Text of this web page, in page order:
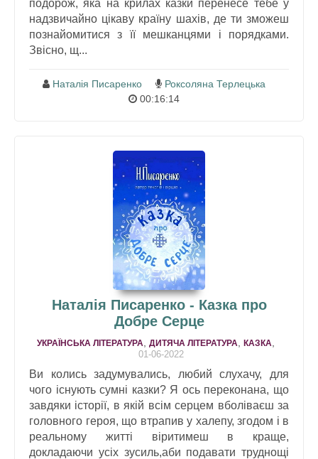
подорож, яка на крилах казки перенесе тебе у
надзвичайно цікаву країну шахів, де ти зможеш
познайомитися з її мешканцями і порядками.
Звісно, щ...
Наталія Писаренко
Роксоляна Терлецька
00:16:14
Наталія Писаренко - Казка про
Добре Серце
УКРАЇНСЬКА ЛІТЕРАТУРА ДИТЯЧА ЛІТЕРАТУРА КАЗКА
01-06-2022
Ви колись задумувались, любий слухачу, для
чого існують сумні казки? Я ось переконана, що
завдяки історії, в якій всім серцем вболіваєш за
головного героя, що втрапив у халепу, згодом і в
реальному житті віритимеш в краще,
докладаючи усіх зусиль,аби подавати труднощі